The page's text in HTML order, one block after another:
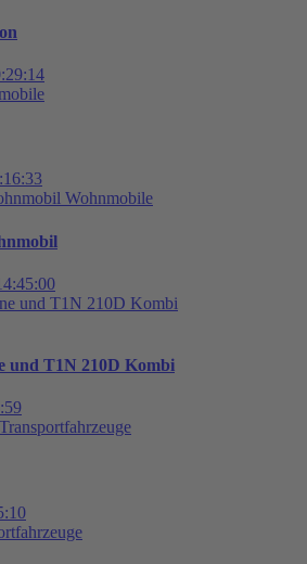
Wohnmobile
und T1N 210D Kombi
Transportfahrzeuge